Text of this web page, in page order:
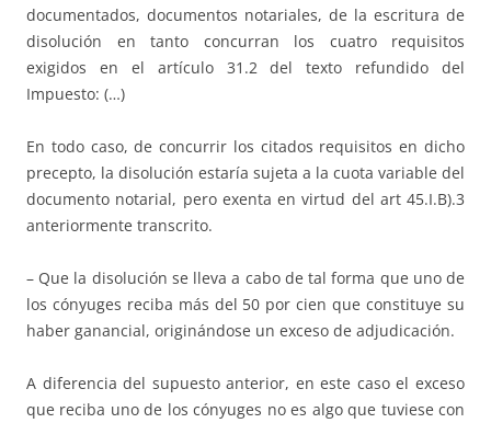
documentados, documentos notariales, de la escritura de
disolución en tanto concurran los cuatro requisitos
exigidos en el artículo 31.2 del texto refundido del
Impuesto: (…)
En todo caso, de concurrir los citados requisitos en dicho
precepto, la disolución estaría sujeta a la cuota variable del
documento notarial, pero exenta en virtud del art 45.I.B).3
anteriormente transcrito.
– Que la disolución se lleva a cabo de tal forma que uno de
los cónyuges reciba más del 50 por cien que constituye su
haber ganancial, originándose un exceso de adjudicación.
A diferencia del supuesto anterior, en este caso el exceso
que reciba uno de los cónyuges no es algo que tuviese con